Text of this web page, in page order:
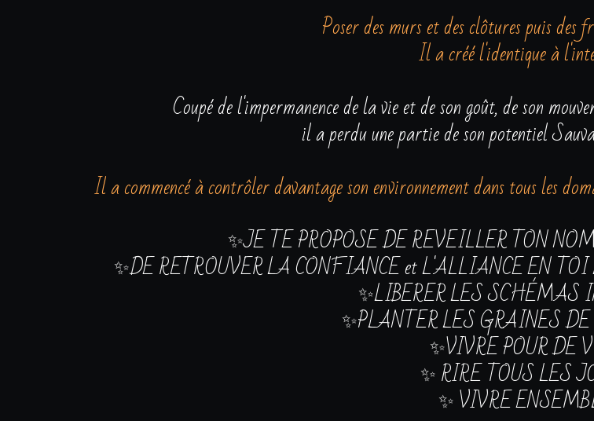
Poser des murs et des clôtures puis des
Il a créé l'identique à
Coupé de l'impermanence de la vie et de son goût, de son
il a perdu une partie de son potentiel
Il a commencé à contrôler davantage son environnement dans tous les
✨JE TE PROPOSE DE REVEILLER TON
✨DE RETROUVER LA CONFIANCE et L'ALLIANCE EN
✨LIBERER LES SCHÉMAS
✨PLANTER LES GRAINES
✨VIVRE POUR DE
✨ RIRE TOUS LES
✨ VIVRE